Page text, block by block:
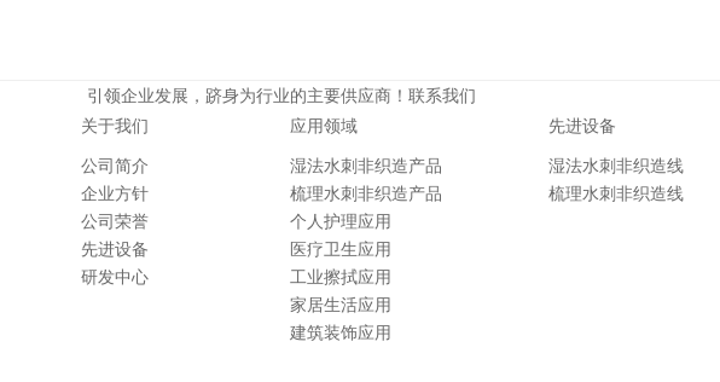
引领企业发展，跻身为行业的主要供应商！ 联系我们
关于我们
公司简介
企业方针
公司荣誉
先进设备
研发中心
应用领域
湿法水刺非织造产品
梳理水刺非织造产品
个人护理应用
医疗卫生应用
工业擦拭应用
家居生活应用
建筑装饰应用
先进设备
湿法水刺非织造线
梳理水刺非织造线